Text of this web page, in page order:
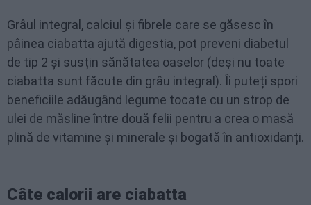
Grâul integral, calciul și fibrele care se găsesc în
pâinea ciabatta ajută digestia, pot preveni diabetul
de tip 2 și susțin sănătatea oaselor (deși nu toate
ciabatta sunt făcute din grâu integral). Îi puteți spori
beneficiile adăugând legume tocate cu un strop de
ulei de măsline între două felii pentru a crea o masă
plină de vitamine și minerale și bogată în antioxidanți.
Câte calorii are ciabatta